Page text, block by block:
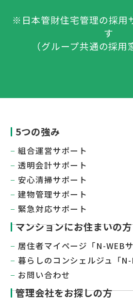
※日本管財住宅管理の採用
す
（グループ共通の採用
5つの強み
組合運営サポート
透明会計サポート
安心清掃サポート
建物管理サポート
緊急対応サポート
マンションにお住まいの方
居住者マイページ「N-WEBサ
暮らしのコンシェルジュ「N-
お問い合わせ
管理会社をお探しの方